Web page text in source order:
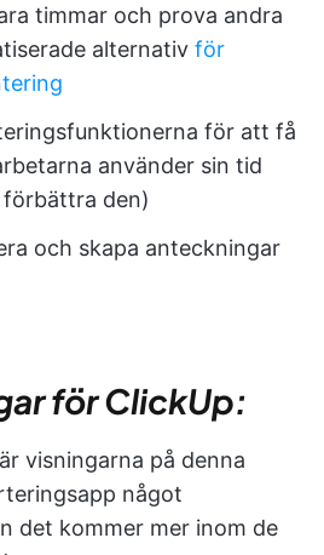
timmar och prova andra
alternativ för
för att få
använder sin tid
den)
och skapa anteckningar
för ClickUp:
visningarna på denna
något
det kommer mer inom de